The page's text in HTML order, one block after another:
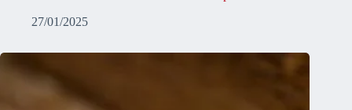
27/01/2025